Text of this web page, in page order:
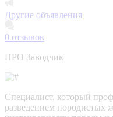
Другие объявления
0 отзывов
ПРО Заводчик
Специалист, который
разведением породистых